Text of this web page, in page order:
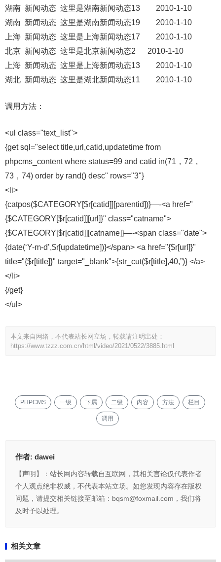
湖南 新闻动态 这里是湖南新闻动态13 2010-1-10
湖南 新闻动态 这里是湖南新闻动态19 2010-1-10
上海 新闻动态 这里是上海新闻动态17 2010-1-10
北京 新闻动态 这里是北京新闻动态2 2010-1-10
上海 新闻动态 这里是上海新闻动态13 2010-1-10
湖北 新闻动态 这里是湖北新闻动态11 2010-1-10
调用方法：
<ul class="text_list">
{get sql="select title,url,catid,updatetime from
phpcms_content where status=99 and catid in(71，72，
73，74) order by rand() desc" rows="3"}
<li>
{catpos($CATEGORY[$r[catid]][parentid])}—-<a href="
{$CATEGORY[$r[catid]][url]}" class="catname">
{$CATEGORY[$r[catid]][catname]}—-<span class="date">
{date(‘Y-m-d’,$r[updatetime])}</span> <a href="{$r[url]}"
title="{$r[title]}" target="_blank">{str_cut($r[title],40,”)} </a>
</li>
{/get}
</ul>
本文来自网络，不代表站长网立场，转载请注明出处：
https://www.tzzz.com.cn/html/video/2021/0522/3885.html
PHPCMS 一级 下属 二级 内容 方法 栏目
调用
作者: dawei
【声明】：站长网内容转载自互联网，其相关言论仅代表作者
个人观点绝非权威，不代表本站立场。如您发现内容存在版权
问题，请提交相关链接至邮箱：bqsm@foxmail.com，我们将
及时予以处理。
相关文章